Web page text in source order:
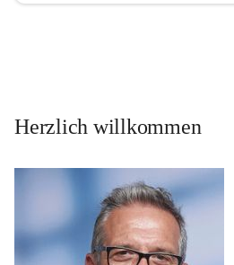
Herzlich willkommen